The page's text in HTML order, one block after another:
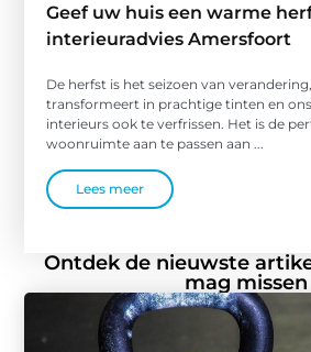
Geef uw huis een warme
interieuradvies Amersfoort
De herfst is het seizoen van
transformeert in prachtige tinten en
interieurs ook te verfrissen. Het is de
woonruimte aan te passen aan ...
Lees meer
Ontdek de nieuwste
mag missen